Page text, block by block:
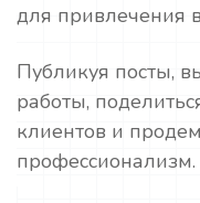
для привлечения
Публикуя посты,
работы,
клиентов и
профессионализм.